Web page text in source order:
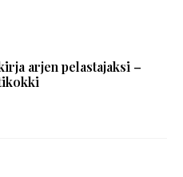
arjen pelastajaksi –